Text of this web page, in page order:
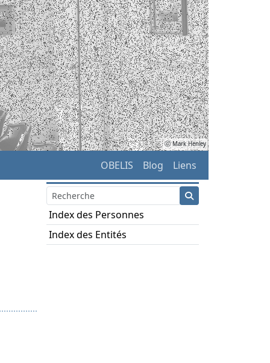
ⓒ Mark Henley
OBELIS Blog Liens
Index des Personnes
Index des Entités